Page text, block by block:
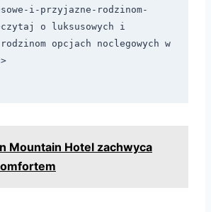
i-przyjazne-rodzinom-
o luksusowych i
opcjach noclegowych w
Mountain Hotel zachwyca